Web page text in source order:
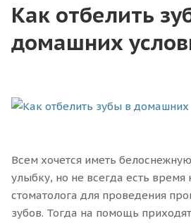
Как отбелить
домашних
Всем хочется иметь
улыбку, но не всегда есть
стоматолога для проведения
зубов. Тогда на помощь